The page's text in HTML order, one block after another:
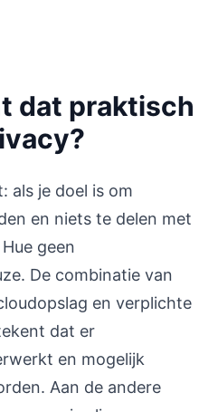
dat praktisch
als je doel is om
en niets te delen met
geen
De combinatie van
en verplichte
dat er
en mogelijk
Aan de andere